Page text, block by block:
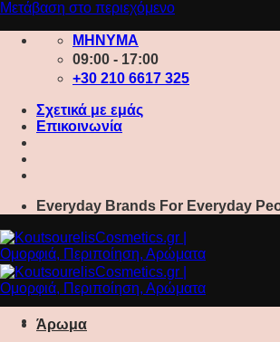
Μετάβαση στο περιεχόμενο
ΜΗΝΥΜΑ
09:00 - 17:00
+30 210 6617 325
Σχετικά με εμάς
Επικοινωνία
Everyday Brands For Everyday
Άρωμα